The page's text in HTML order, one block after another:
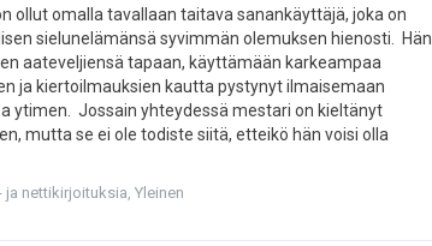
ollut omalla tavallaan taitava sanankäyttäjä, joka on
sielunelämänsä syvimmän olemuksen hienosti. Hän
aateveljiensä tapaan, käyttämään karkeampaa
ja kiertoilmauksien kautta pystynyt ilmaisemaan
ytimen. Jossain yhteydessä mestari on kieltänyt
mutta se ei ole todiste siitä, etteikö hän voisi olla
ja nettikirjoituksia,Yleinen